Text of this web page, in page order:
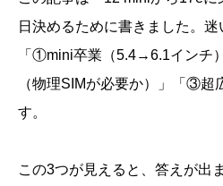
日決めるために書きました。迷
「①mini卒業（5.4→6.1インチ
（物理SIMが必要か）」「③超
す。
この3つが見えると、答えが出ま